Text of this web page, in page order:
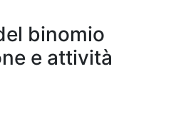
binomio
e attività